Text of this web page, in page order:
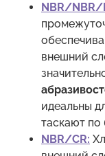
NBR/NBR/
внешний
идеальны
таскают по
NBR/CR: